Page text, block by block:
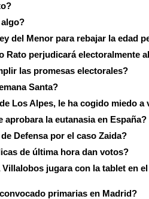
del Menor para rebajar la edad
Rato perjudicará electoralmente
las promesas electorales?
Santa?
Los Alpes, le ha cogido miedo a
aprobara la eutanasia en España?
Defensa por el caso Zaida?
de última hora dan votos?
Villalobos jugara con la tablet en el
primarias en Madrid?